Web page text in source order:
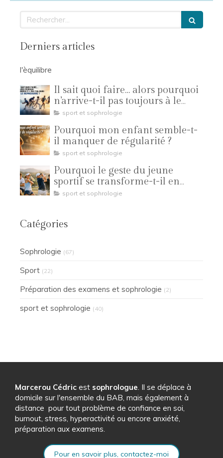
Rechercher
Derniers articles
l'èquilibre
Il sait quoi faire… alors pourquoi
n’arrive-t-il pas toujours à le
reproduire ?
sport et sophrologie
Pourquoi mon enfant semble-t-
il manquer de régularité ?
sport et sophrologie
Pourquoi le geste du jeune
sportif se transforme-t-il en
compétition ?
sport et sophrologie
Catégories
Sophrologie (67)
Sport (22)
Préparation des examens et sophrologie (2)
sport et sophrologie (40)
Marcerou Cédric est sophrologue. Il se déplace à
domicile sur l'ensemble du BAB, mais également à
distance pour tout problème de confiance en soi,
burnout, stress, hyperactivité ou encore anxiété,
préparation aux examens.
Pour en savoir plus, contactez-moi